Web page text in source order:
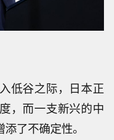
低谷之际，日本正
，而一支新兴的中
了不确定性。